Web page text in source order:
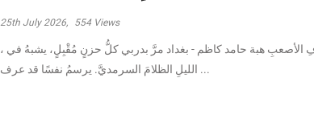
25th July 2026, 554Views
، وأدنيتُهم رغمَ الظروفِ الأصعبِ هبة حامد كاظم - بغداد مرَّ بدربي كلُّ حزنٍ مُقْبِلٍ، يشبهُ في
الليلِ الظلامَ السرمديَّ. يرسمُ نفسًا قد عرف ...